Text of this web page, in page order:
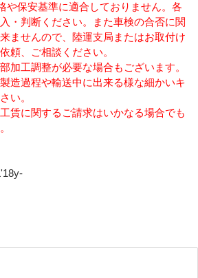
や保安基準に適合しておりません。各
・判断ください。また車検の合否に関
ませんので、陸運支局またはお取付け
頼、ご相談ください。
加工調整が必要な場合もございます。
造過程や輸送中に出来る様な細かいキ
い。
賃に関するご請求はいかなる場合でも